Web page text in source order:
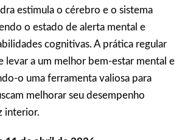
estimula o cérebro e o sistema
o estado de alerta mental e
cognitivas. A prática regular
levar a um melhor bem-estar mental e
o uma ferramenta valiosa para
melhorar seu desempenho
interior.